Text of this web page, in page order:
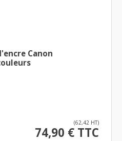
Canon
(62,42 HT)
74,90 € TTC